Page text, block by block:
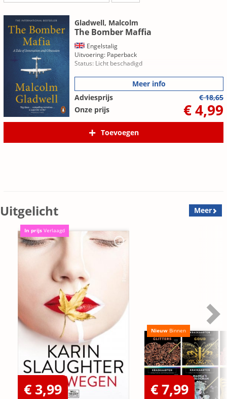
Gladwell, Malcolm
The Bomber Maffia
Engelstalig
Uitvoering: Paperback
Status: Licht beschadigd
Meer info
Adviesprijs
€ 18,65
Onze prijs
€ 4,99
Toevoegen
Uitgelicht Meer
In prijs Verlaagd
€ 3,99
Nieuw Binnen
€ 7,99